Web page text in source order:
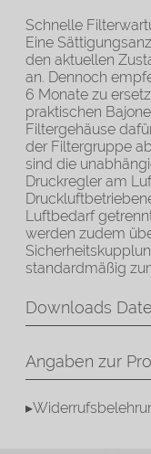
Schnelle
Eine
den aktuellen
an. Dennoch
6 Monate zu
praktischen
Filtergehäuse
der Filtergruppe
sind die
Druckregler am
Luftbedarf
werden zudem
standardmäßig
Downloads
Angaben zur